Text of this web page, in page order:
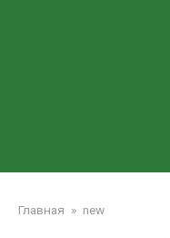
Главная » new